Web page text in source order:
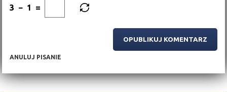
ANULUJ PISANIE
3 − 1 =